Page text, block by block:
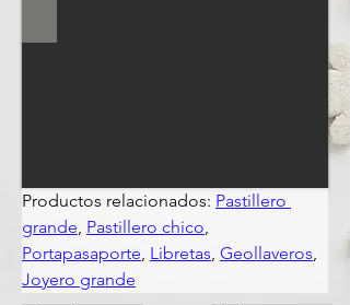
Productos relacionados: Pastillero
grande, Pastillero chico,
Portapasaporte, Libretas, Geollaveros,
Joyero grande